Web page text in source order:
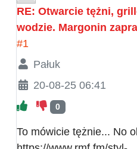
RE: Otwarcie tężni,
wodzie. Margonin
#1
Pałuk
20-08-25 06:41
0
To mówicie tężnie... No